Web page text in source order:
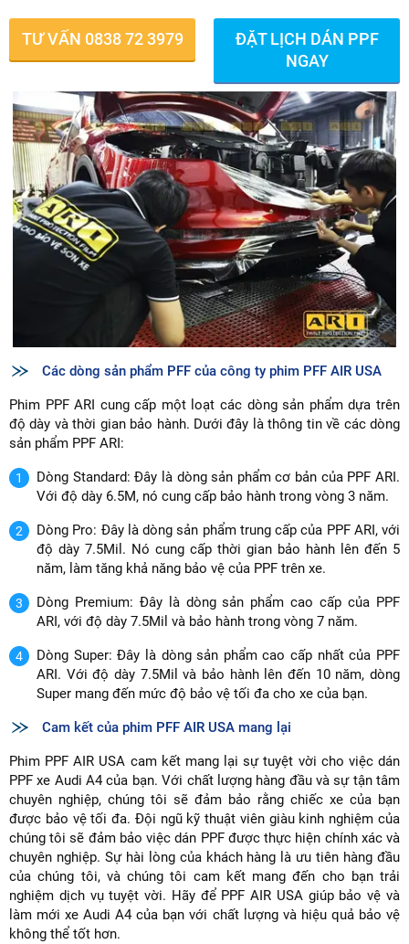
TƯ VẤN 0838 72 3979
ĐẶT LỊCH DÁN PPF
NGAY
Các dòng sản phẩm PFF của công ty phim PFF AIR USA
Phim PPF ARI cung cấp một loạt các dòng sản phẩm dựa trên
độ dày và thời gian bảo hành. Dưới đây là thông tin về các dòng
sản phẩm PPF ARI:
Dòng Standard: Đây là dòng sản phẩm cơ bản của PPF ARI.
Với độ dày 6.5M, nó cung cấp bảo hành trong vòng 3 năm.
Dòng Pro: Đây là dòng sản phẩm trung cấp của PPF ARI, với
độ dày 7.5Mil. Nó cung cấp thời gian bảo hành lên đến 5
năm, làm tăng khả năng bảo vệ của PPF trên xe.
Dòng Premium: Đây là dòng sản phẩm cao cấp của PPF
ARI, với độ dày 7.5Mil và bảo hành trong vòng 7 năm.
Dòng Super: Đây là dòng sản phẩm cao cấp nhất của PPF
ARI. Với độ dày 7.5Mil và bảo hành lên đến 10 năm, dòng
Super mang đến mức độ bảo vệ tối đa cho xe của bạn.
Cam kết của phim PFF AIR USA mang lại
Phim PPF AIR USA cam kết mang lại sự tuyệt vời cho việc dán
PPF xe Audi A4 của bạn. Với chất lượng hàng đầu và sự tận tâm
chuyên nghiệp, chúng tôi sẽ đảm bảo rằng chiếc xe của bạn
được bảo vệ tối đa. Đội ngũ kỹ thuật viên giàu kinh nghiệm của
chúng tôi sẽ đảm bảo việc dán PPF được thực hiện chính xác và
chuyên nghiệp. Sự hài lòng của khách hàng là ưu tiên hàng đầu
của chúng tôi, và chúng tôi cam kết mang đến cho bạn trải
nghiệm dịch vụ tuyệt vời. Hãy để PPF AIR USA giúp bảo vệ và
làm mới xe Audi A4 của bạn với chất lượng và hiệu quả bảo vệ
không thể tốt hơn.